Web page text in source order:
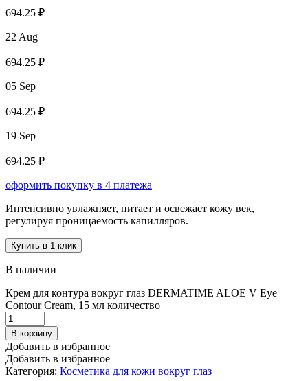
694.25 ₽
22 Aug
694.25 ₽
05 Sep
694.25 ₽
19 Sep
694.25 ₽
оформить покупку в 4 платежа
Интенсивно увлажняет, питает и освежает кожу век,
регулируя проницаемость капилляров.
Купить в 1 клик
В наличии
Крем для контура вокруг глаз DERMATIME ALOE V Eye
Contour Cream, 15 мл количество
В корзину
Добавить в избранное
Добавить в избранное
Категория: Косметика для кожи вокруг глаз